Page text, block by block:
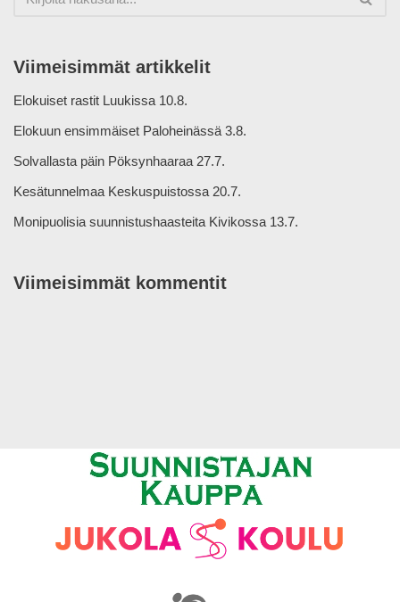
Viimeisimmät artikkelit
Elokuiset rastit Luukissa 10.8.
Elokuun ensimmäiset Paloheinässä 3.8.
Solvallasta päin Pöksynhaaraa 27.7.
Kesätunnelmaa Keskuspuistossa 20.7.
Monipuolisia suunnistushaasteita Kivikossa 13.7.
Viimeisimmät kommentit